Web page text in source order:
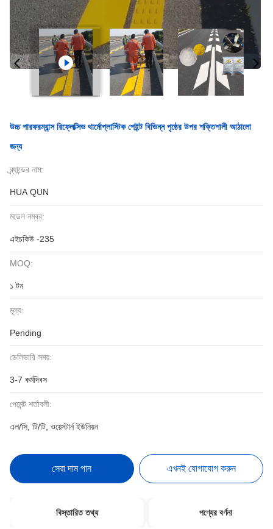
উচ্চ পারফরম্যান্স রিফ্লেক্সিভ থার্মোপ্লাস্টিক পেইন্ট বিভিন্ন পৃষ্ঠের উপর শক্তিশালী আঠালো
জন্য
ব্র্যান্ডের নাম:
HUA QUN
মডেল নম্বর:
এইচকিউ -235
MOQ:
১ টন
মূল্য:
Pending
ডেলিভারি সময়:
3-7 কর্মদিবস
পেমেন্ট শর্তাবলী:
এল/সি, টি/টি, ওয়েস্টার্ন ইউনিয়ন
সেরা দাম পান এখনই যোগাযোগ করুন
বিস্তারিত তথ্য পণ্যের বর্ণনা